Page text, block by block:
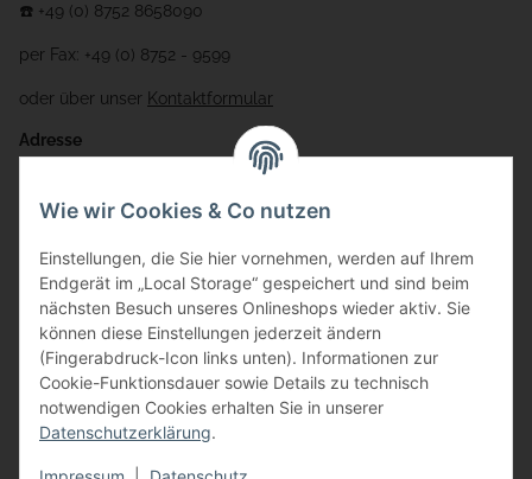
☎️ +49 (0) 8752 8658090
per Fax: +49 (0) 8752 - 9599
oder über unser Kontaktformular
Adresse
Gewerbering 17
84072 Au i.d. Hallertau
info@bauer-tore.de
Wie wir Cookies & Co nutzen
Einstellungen, die Sie hier vornehmen, werden auf Ihrem
Endgerät im „Local Storage“ gespeichert und sind beim
nächsten Besuch unseres Onlineshops wieder aktiv. Sie
können diese Einstellungen jederzeit ändern
(Fingerabdruck-Icon links unten). Informationen zur
Cookie-Funktionsdauer sowie Details zu technisch
notwendigen Cookies erhalten Sie in unserer
Datenschutzerklärung.